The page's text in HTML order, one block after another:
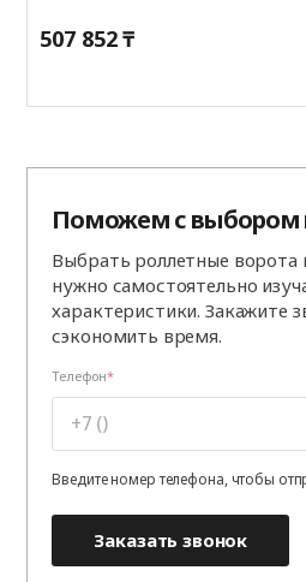
507 852 ₸
Поможем с выбором
Выбрать роллетные ворота
нужно самостоятельно
характеристики. Закажите
сэкономить время.
Телефон
Введите номер телефона, чтобы
Заказать звонок